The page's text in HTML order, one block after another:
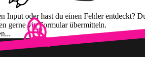
Input oder hast du einen Fehler entdeckt?
gerne via Formular übermitteln.